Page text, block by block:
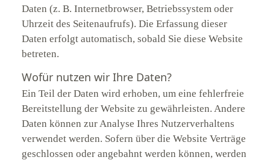
Daten (z. B. Internetbrowser, Betriebssystem oder
Uhrzeit des Seitenaufrufs). Die Erfassung dieser
Daten erfolgt automatisch, sobald Sie diese Website
betreten.
Wofür nutzen wir Ihre Daten?
Ein Teil der Daten wird erhoben, um eine fehlerfreie
Bereitstellung der Website zu gewährleisten. Andere
Daten können zur Analyse Ihres Nutzerverhaltens
verwendet werden. Sofern über die Website Verträge
geschlossen oder angebahnt werden können, werden